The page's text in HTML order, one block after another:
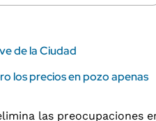
de la Ciudad
los precios en pozo apenas